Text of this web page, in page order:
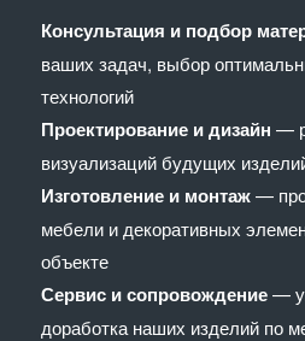
Консультация и подбор
ваших задач, выбор
технологий
Проектирование и дизайн —
визуализаций будущих
Изготовление и монтаж—
мебели и декоративных
объекте
Сервис и сопровождение—
доработка наших изделий по